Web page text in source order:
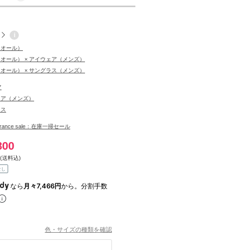
i
ール）
ール） × アイウェア（メンズ）
ール） × サングラス（メンズ）
（メンズ）
sale：在庫一掃セール
送料込)
なら月々7,466円から。分割手数
色・サイズの種類を確認